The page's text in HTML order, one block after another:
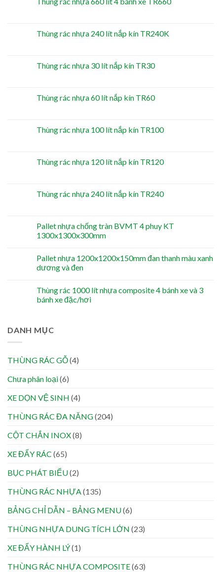
Thùng rác nhựa 240 lít nắp kín TR240K
Thùng rác nhựa 30 lít nắp kín TR30
Thùng rác nhựa 60 lít nắp kín TR60
Thùng rác nhựa 100 lít nắp kín TR100
Thùng rác nhựa 120 lít nắp kín TR120
Thùng rác nhựa 240 lít nắp kín TR240
Pallet nhựa chống tràn BVMT 4 phuy KT
1300x1300x300mm
Pallet nhựa 1200x1200x150mm đan thanh màu xanh
dương và đen
Thùng rác 1000 lít nhựa composite 4 bánh xe và 3
bánh xe đặc/hơi
DANH MỤC
THÙNG RÁC GỖ(4)
Chưa phân loại(6)
XE DỌN VỆ SINH (4)
THÙNG RÁC ĐA NĂNG(204)
CỘT CHẮN INOX(8)
XE ĐẨY RÁC (65)
BỤC PHÁT BIỂU(2)
THÙNG RÁC NHỰA (135)
BẢNG CHỈ DẪN – BẢNG MENU(6)
THÙNG NHỰA DUNG TÍCH LỚN (23)
XE ĐẨY HÀNH LÝ(1)
THÙNG RÁC NHỰA COMPOSITE(63)